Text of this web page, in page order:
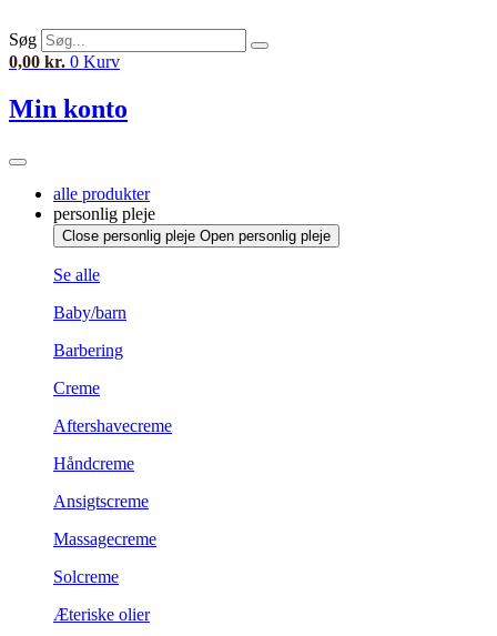
til
indhold
Søg
0,00 kr. 0 Kurv
Min konto
alle produkter
personlig pleje
Close personlig pleje Open personlig pleje
Se alle
Baby/barn
Barbering
Creme
Aftershavecreme
Håndcreme
Ansigtscreme
Massagecreme
Solcreme
Æteriske olier